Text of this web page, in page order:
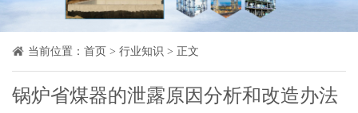
当前位置： 首页 > 行业知识 > 正文
锅炉省煤器的泄露原因分析和改造办法